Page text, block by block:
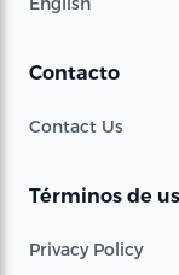
Contacto
Contact Us
Términos de
Privacy Policy